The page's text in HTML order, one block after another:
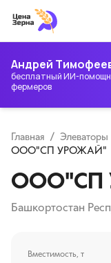
Андрей
бесплатный ИИ-
фермеров
Главная / Элеваторы
ООО"СП УРОЖАЙ"
ООО"СП
Башкортостан
Вместимость, т